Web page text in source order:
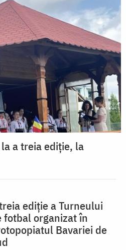
a treia ediție, la
ediție a Turneului
fotbal organizat în
Bavariei de